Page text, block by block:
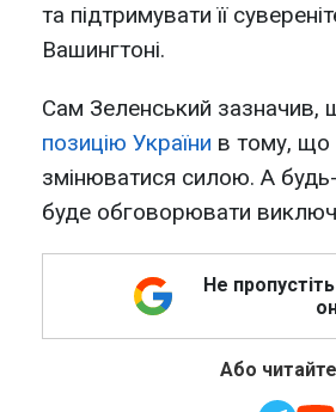
та підтримувати її
Вашингтоні.
Сам Зеленський зазначив,
позицію України в тому,
змінюватися силою. А будь-
буде обговорювати
Не
Або